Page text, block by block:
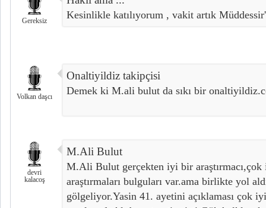
Gereksiz Kesinlikle katılıyorum , vakit artık
Volkan daşcı
Onaltiyildiz takipçisi
Demek ki M.ali bulut da sıkı bir
devri
kalacoş
M.Ali Bulut
M.Ali Bulut gerçekten iyi bir
araştırmaları bulguları var.ama birlikte yol
gölgeliyor.Yasin 41. ayetini açıklaması çok